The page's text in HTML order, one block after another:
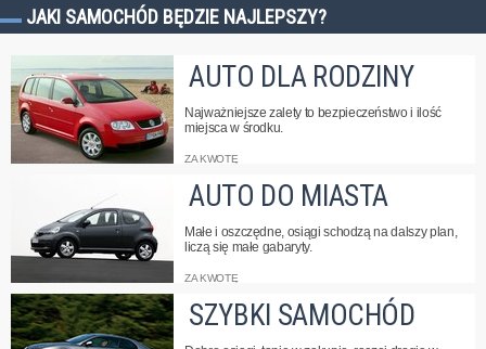
JAKI SAMOCHÓD BĘDZIE NAJLEPSZY?
AUTO DLA RODZINY
Najważniejsze zalety to bezpieczeństwo i ilość
miejsca w środku.
ZA KWOTĘ
→ 50 000 zł → 100 000 zł
AUTO DO MIASTA
Małe i oszczędne, osiągi schodzą na dalszy plan,
liczą się małe gabaryty.
ZA KWOTĘ
→ 10 000 zł → 20 000 zł → 30 000 zł → 50 000 zł
SZYBKI SAMOCHÓD